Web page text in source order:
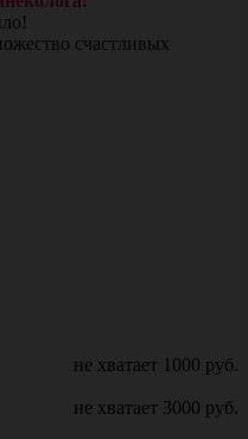
счастливых
не хватает 1000 руб.
не хватает 3000 руб.